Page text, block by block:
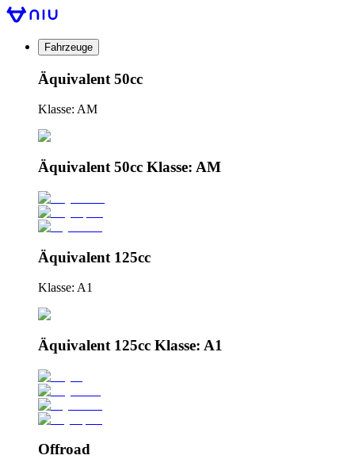
Fahrzeuge
Äquivalent 50cc
Klasse: AM
Äquivalent 50cc Klasse: AM
Äquivalent 125cc
Klasse: A1
Äquivalent 125cc Klasse: A1
Offroad